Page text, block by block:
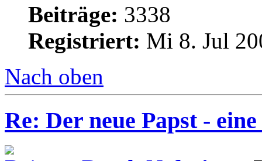
Beiträge: 3338
Registriert: Mi 8. Jul
Nach oben
Re: Der neue Papst -